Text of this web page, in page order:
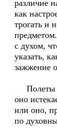
различие
как
трогать и
с духом,
указать,
зажжение
Полеты
оно
или оно,
по